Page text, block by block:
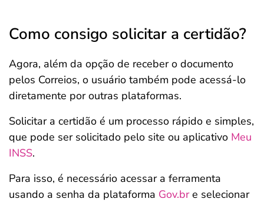
Como consigo solicitar a certidão?
Agora, além da opção de receber o documento
pelos Correios, o usuário também pode acessá-lo
diretamente por outras plataformas.
Solicitar a certidão é um processo rápido e simples,
que pode ser solicitado pelo site ou aplicativo Meu
INSS.
Para isso, é necessário acessar a ferramenta
usando a senha da plataforma Gov.bre selecionar